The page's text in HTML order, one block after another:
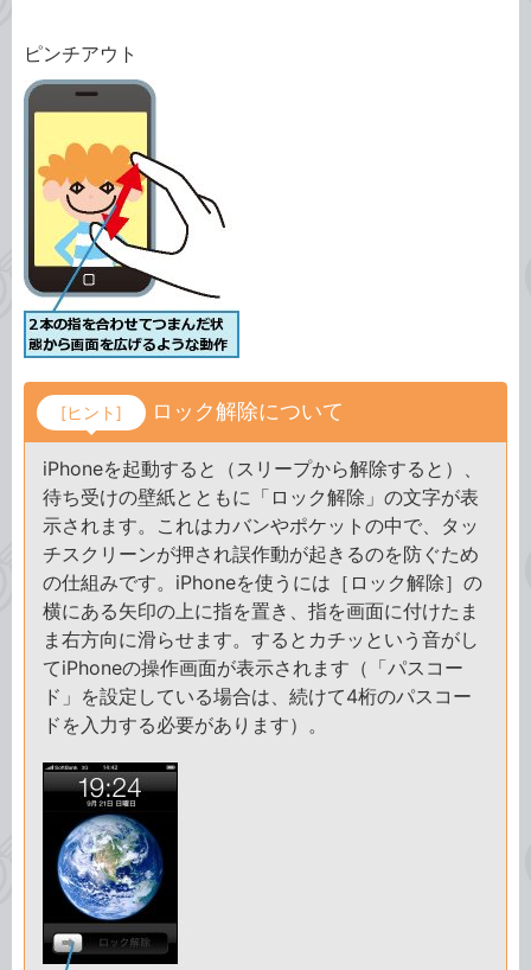
ピンチアウト
[ヒント] ロック解除について
iPhoneを起動すると（スリープから解除すると）、
待ち受けの壁紙とともに「ロック解除」の文字が表
示されます。これはカバンやポケットの中で、タッ
チスクリーンが押され誤作動が起きるのを防ぐため
の仕組みです。iPhoneを使うには［ロック解除］の
横にある矢印の上に指を置き、指を画面に付けたま
ま右方向に滑らせます。するとカチッという音がし
てiPhoneの操作画面が表示されます（「パスコー
ド」を設定している場合は、続けて4桁のパスコー
ドを入力する必要があります）。